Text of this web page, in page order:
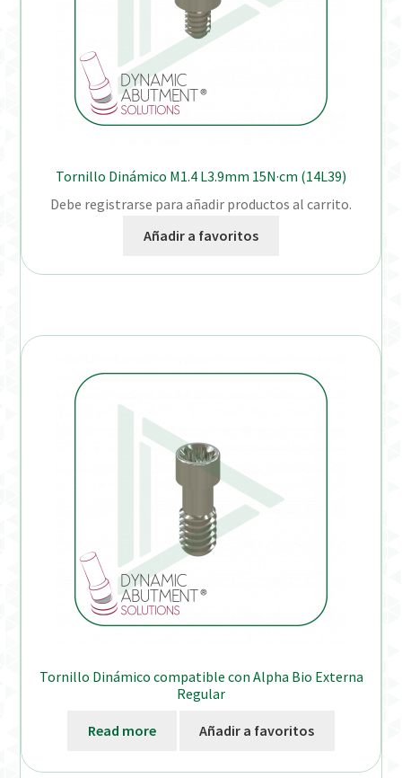
Tornillo Dinámico M1.4 L3.9mm 15N·cm (14L39)
Debe registrarse para añadir productos al carrito.
Añadir a favoritos
Tornillo Dinámico compatible con Alpha Bio Externa
Regular
Read more Añadir a favoritos